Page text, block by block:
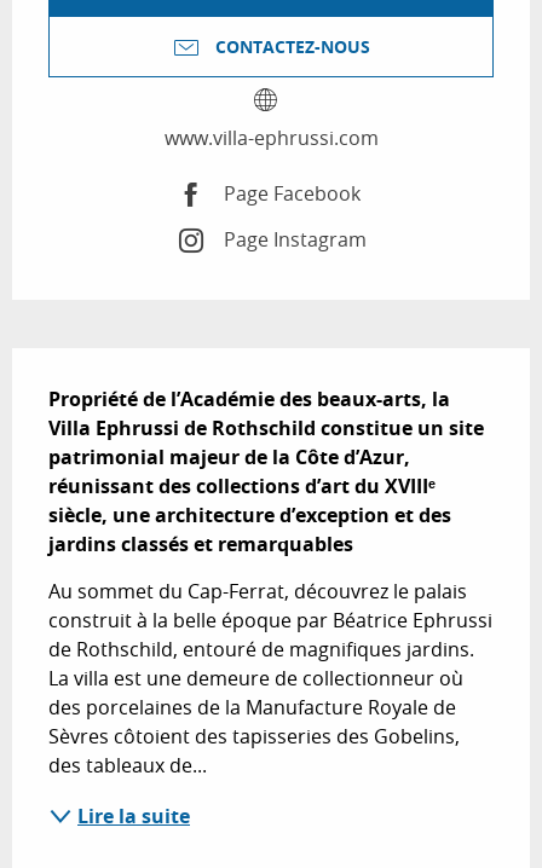
CONTACTEZ-NOUS
www.villa-ephrussi.com
Page Facebook
Page Instagram
Propriété de l’Académie des beaux-arts, la
Villa Ephrussi de Rothschild constitue un site
patrimonial majeur de la Côte d’Azur,
réunissant des collections d’art du XVIIIᵉ
siècle, une architecture d’exception et des
jardins classés et remarquables
Au sommet du Cap-Ferrat, découvrez le palais
construit à la belle époque par Béatrice Ephrussi
de Rothschild, entouré de magnifiques jardins.
La villa est une demeure de collectionneur où
des porcelaines de la Manufacture Royale de
Sèvres côtoient des tapisseries des Gobelins,
des tableaux de...
Lire la suite